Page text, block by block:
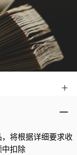
将根据详细要求收
中扣除